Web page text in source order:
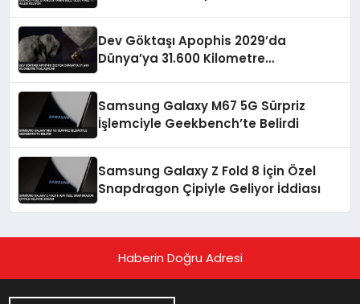
Dev Göktaşı Apophis 2029’da
Dünya’ya 31.600 Kilometre
Samsung Galaxy M67 5G Sürpriz
İşlemciyle Geekbench’te Belirdi
Samsung Galaxy Z Fold 8 İçin Özel
Snapdragon Çipiyle Geliyor İddiası
Haberin Doğru Adresi